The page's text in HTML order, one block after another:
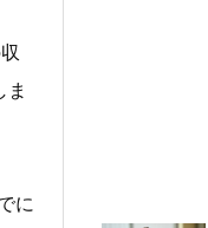
ま
に